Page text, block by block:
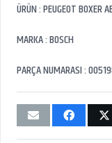
ÜRÜN : PEUGEOT BOXER
MARKA : BOSCH
PARÇA NUMARASI :